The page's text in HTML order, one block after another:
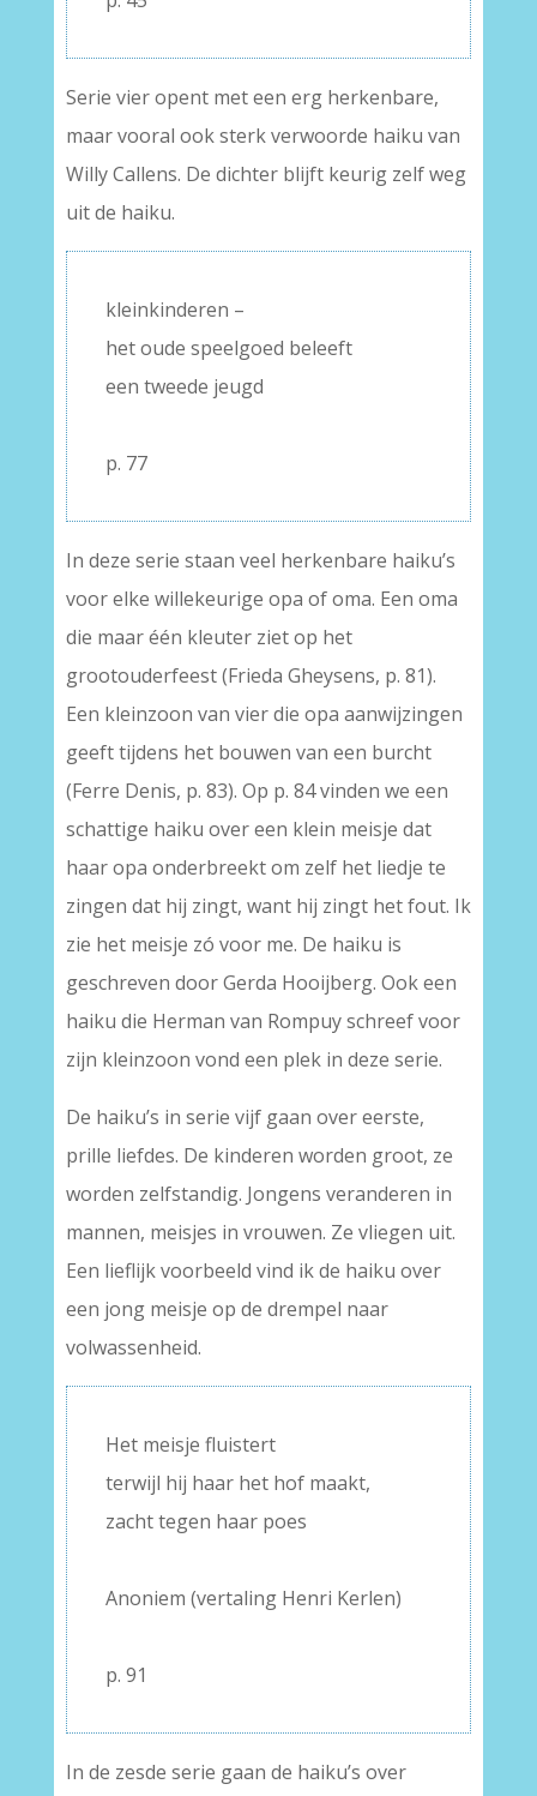
Serie vier opent met een erg herkenbare,
maar vooral ook sterk verwoorde haiku van
Willy Callens. De dichter blijft keurig zelf weg
uit de haiku.
kleinkinderen –
het oude speelgoed beleeft
een tweede jeugd
p. 77
In deze serie staan veel herkenbare haiku’s
voor elke willekeurige opa of oma. Een oma
die maar één kleuter ziet op het
grootouderfeest (Frieda Gheysens, p. 81).
Een kleinzoon van vier die opa aanwijzingen
geeft tijdens het bouwen van een burcht
(Ferre Denis, p. 83). Op p. 84 vinden we een
schattige haiku over een klein meisje dat
haar opa onderbreekt om zelf het liedje te
zingen dat hij zingt, want hij zingt het fout. Ik
zie het meisje zó voor me. De haiku is
geschreven door Gerda Hooijberg. Ook een
haiku die Herman van Rompuy schreef voor
zijn kleinzoon vond een plek in deze serie.
De haiku’s in serie vijf gaan over eerste,
prille liefdes. De kinderen worden groot, ze
worden zelfstandig. Jongens veranderen in
mannen, meisjes in vrouwen. Ze vliegen uit.
Een lieflijk voorbeeld vind ik de haiku over
een jong meisje op de drempel naar
volwassenheid.
Het meisje fluistert
terwijl hij haar het hof maakt,
zacht tegen haar poes
Anoniem (vertaling Henri Kerlen)
p. 91
In de zesde serie gaan de haiku’s over